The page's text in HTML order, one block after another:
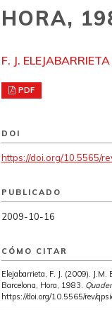
HORA,
F. J. ELEJABARRIETA
PDF
DOI
https://doi.org/10.5565/
PUBLICADO
2009-10-16
CÓMO CITAR
Elejabarrieta, F. J. (2009).
Barcelona, Hora, 1983.
https://doi.org/10.5565/rev/